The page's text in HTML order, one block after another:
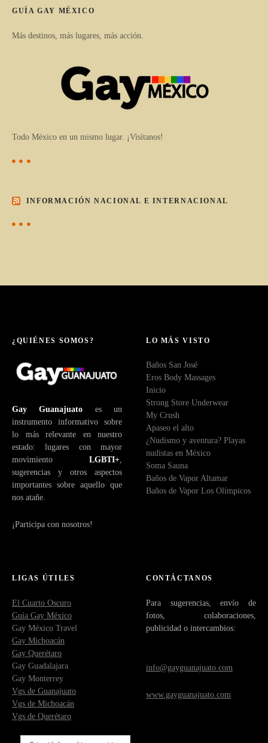
GUÍA GAY MÉXICO
Más destinos, más lugares, más acción.
Todo México en un mismo lugar. ¡Visítanos!
INFORMACIÓN NACIONAL E INTERNACIONAL
¿QUIÉNES SOMOS?
Gay Guanajuato es un
instrumento informativo sobre
lo más relevante en nuestro
estado: lugares con mayor
movimiento LGBTI+,
sugerencias y otros aspectos
importantes sobre aquello que
nos atañe.
¡Participa con nosotros!
LO MÁS VISTO
Baños San José
Eros Body Massages
Inicio
Strong Store Underwear
My Crush
Apaseo el alto
¿Nudismo y aventura? Playas
nudistas en México
Soma Sauna
Baños de Vapor Altamar
Baños de Vapor Los Olímpicos
LIGAS ÚTILES
El Cuarto Oscuro
Guía Gay México
Gay México Travel
Gay Michoacán
Gay Querétaro
Gay Guadalajara
Gay Monterrey
Vgs de Guanajuato
Vgs de Michoacán
Vgs de Querétaro
CONTÁCTANOS
Para sugerencias, envío de
fotos, colaboraciones,
publicidad o intercambios:
info@gayguanajuato.com
www.gayguanajuato.com